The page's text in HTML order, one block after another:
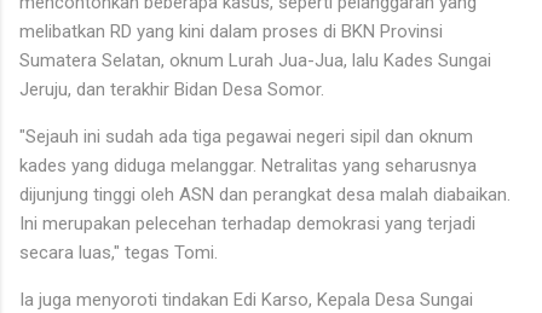
melibatkan RD yang kini dalam proses di BKN Provinsi
Sumatera Selatan, oknum Lurah Jua-Jua, lalu Kades Sungai
Jeruju, dan terakhir Bidan Desa Somor.
"Sejauh ini sudah ada tiga pegawai negeri sipil dan oknum
kades yang diduga melanggar. Netralitas yang seharusnya
dijunjung tinggi oleh ASN dan perangkat desa malah diabaikan.
Ini merupakan pelecehan terhadap demokrasi yang terjadi
secara luas," tegas Tomi.
Ia juga menyoroti tindakan Edi Karso, Kepala Desa Sungai